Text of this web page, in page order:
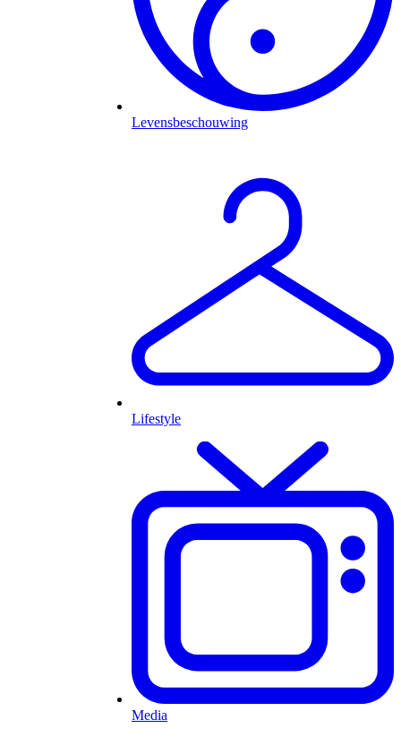
Levensbeschouwing
Lifestyle
Media